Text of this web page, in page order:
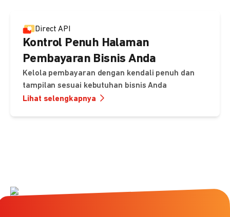
Direct API
Kontrol Penuh Halaman
Pembayaran Bisnis Anda
Kelola pembayaran dengan kendali penuh dan
tampilan sesuai kebutuhan bisnis Anda
Lihat selengkapnya